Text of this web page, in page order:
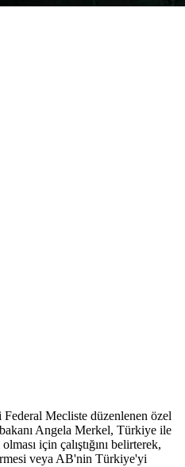
Federal Mecliste düzenlenen özel
Angela Merkel, Türkiye ile
için çalıştığını belirterek,
veya AB'nin Türkiye'yi